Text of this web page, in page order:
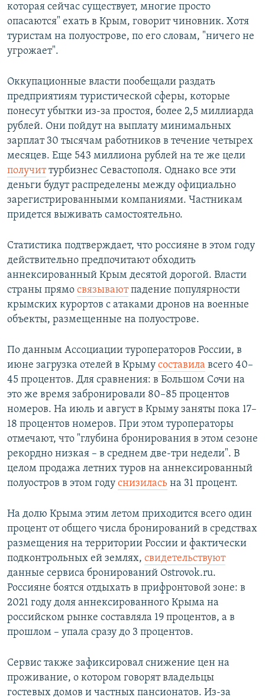
которая сейчас существует, многие просто
опасаются" ехать в Крым, говорит чиновник. Хотя
туристам на полуострове, по его словам, "ничего не
угрожает".
Оккупационные власти пообещали раздать
предприятиям туристической сферы, которые
понесут убытки из-за простоя, более 2,5 миллиарда
рублей. Они пойдут на выплату минимальных
зарплат 30 тысячам работников в течение четырех
месяцев. Еще 543 миллиона рублей на те же цели
получиттурбизнес Севастополя. Однако все эти
деньги будут распределены между официально
зарегистрированными компаниями. Частникам
придется выживать самостоятельно.
Статистика подтверждает, что россияне в этом году
действительно предпочитают обходить
аннексированный Крым десятой дорогой. Власти
страны прямо связываютпадение популярности
крымских курортов с атаками дронов на военные
объекты, размещенные на полуострове.
По данным Ассоциации туроператоров России, в
июне загрузка отелей в Крыму составила всего 40–
45 процентов. Для сравнения: в Большом Сочи на
это же время забронировали 80–85 процентов
номеров. На июль и август в Крыму заняты пока 17–
18 процентов номеров. При этом туроператоры
отмечают, что "глубина бронирования в этом сезоне
рекордно низкая – в среднем две-три недели". В
целом продажа летних туров на аннексированный
полуостров в этом году снизилась на 31 процент.
На долю Крыма этим летом приходится всего один
процент от общего числа бронирований в средствах
размещения на территории России и фактически
подконтрольных ей землях, свидетельствуют
данные сервиса бронирований Ostrovok.ru.
Россияне боятся отдыхать в прифронтовой зоне: в
2021 году доля аннексированного Крыма на
российском рынке составляла 19 процентов, а в
прошлом – упала сразу до 3 процентов.
Сервис также зафиксировал снижение цен на
проживание, о котором говорят владельцы
гостевых домов и частных пансионатов. Из-за